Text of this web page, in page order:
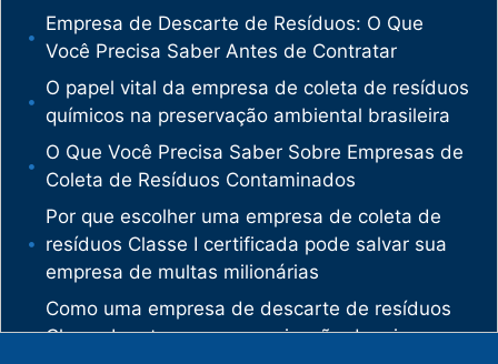
Empresa de Descarte de Resíduos: O Que
Você Precisa Saber Antes de Contratar
O papel vital da empresa de coleta de resíduos
químicos na preservação ambiental brasileira
O Que Você Precisa Saber Sobre Empresas de
Coleta de Resíduos Contaminados
Por que escolher uma empresa de coleta de
resíduos Classe I certificada pode salvar sua
empresa de multas milionárias
Como uma empresa de descarte de resíduos
Classe I protege sua organização de crimes